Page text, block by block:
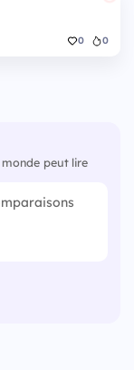
0 0
peut lire